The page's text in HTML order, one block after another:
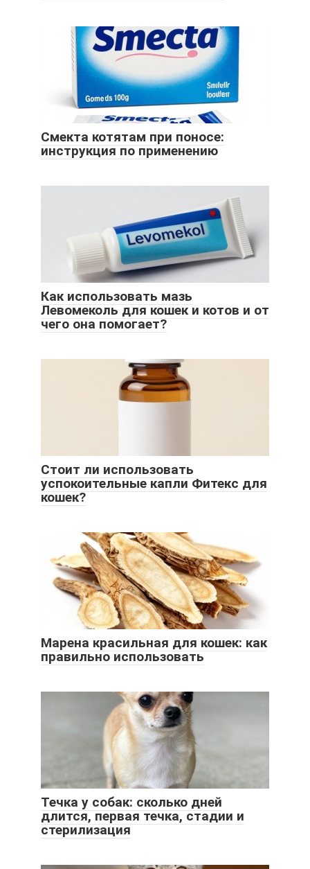
Смекта котятам при поносе:
инструкция по применению
Как использовать мазь
Левомеколь для кошек и котов и от
чего она помогает?
Стоит ли использовать
успокоительные капли Фитекс для
кошек?
Марена красильная для кошек: как
правильно использовать
Течка у собак: сколько дней
длится, первая течка, стадии и
стерилизация